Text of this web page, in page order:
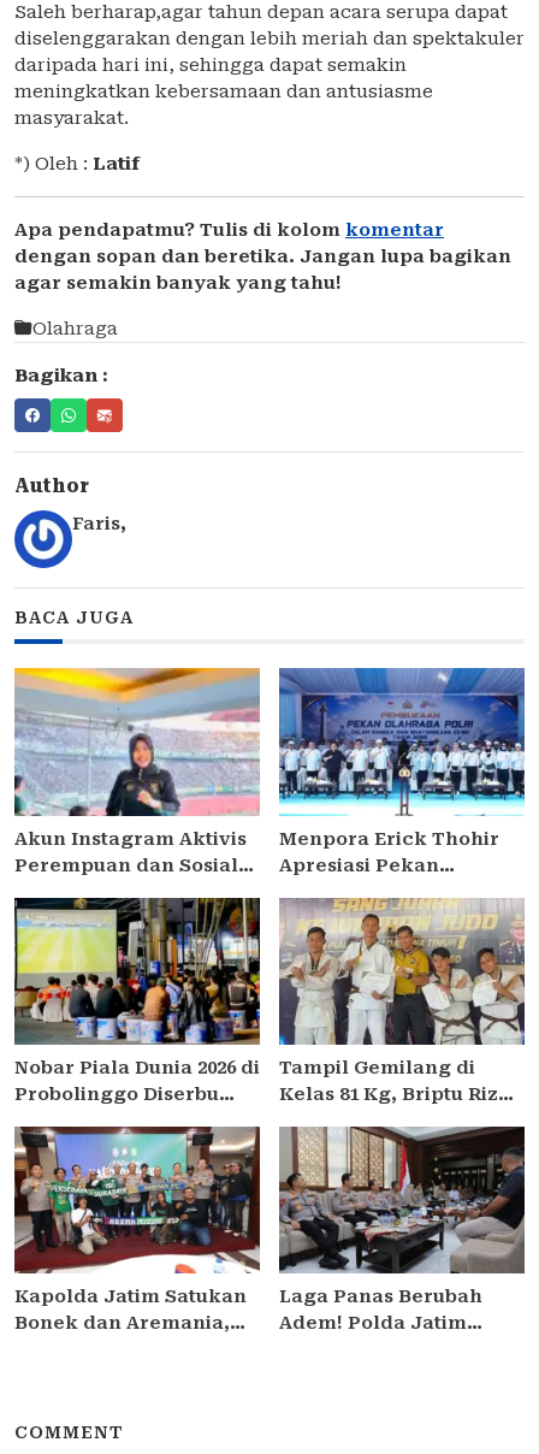
Saleh berharap,agar tahun depan acara serupa dapat
diselenggarakan dengan lebih meriah dan spektakuler
daripada hari ini, sehingga dapat semakin
meningkatkan kebersamaan dan antusiasme
masyarakat.
*) Oleh : Latif
Apa pendapatmu? Tulis di kolom komentar
dengan sopan dan beretika. Jangan lupa bagikan
agar semakin banyak yang tahu!
Olahraga
Bagikan :
Author
Faris,
BACA JUGA
Akun Instagram Aktivis
Perempuan dan Sosial
Hardhiansari Mendadak
hilang
Menpora Erick Thohir
Apresiasi Pekan
Makin Banyak Event
Olahraga, Makin Baik
untuk Bangsa
Nobar Piala Dunia 2026 di
Probolinggo Diserbu
Berkah
Tampil Gemilang di
Kelas 81 Kg, Briptu Rizqy
Kapolda Jatim 2026
Kapolda Jatim Satukan
Bonek dan Aremania,
Laga Panas Berubah
Adem! Polda Jatim
COMMENT